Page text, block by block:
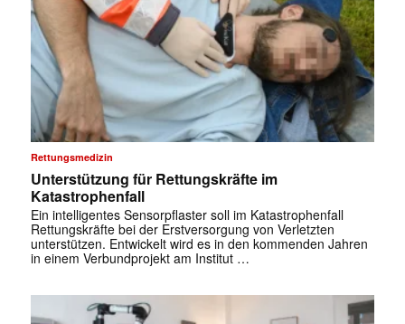
Rettungsmedizin
Unterstützung für Rettungskräfte im
Katastrophenfall
Ein intelligentes Sensorpflaster soll im Katastrophenfall
Rettungskräfte bei der Erstversorgung von Verletzten
unterstützen. Entwickelt wird es in den kommenden Jahren
in einem Verbundprojekt am Institut …